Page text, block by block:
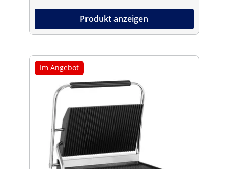
Produkt anzeigen
Im Angebot